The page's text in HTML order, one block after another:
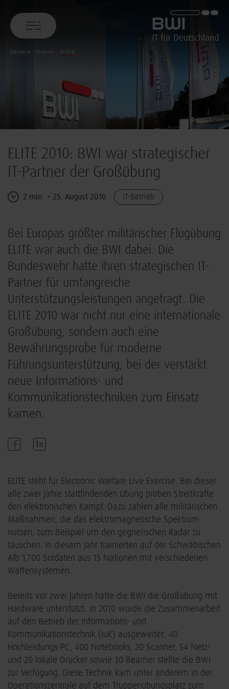
BWI GmbH
Startseite Magazin Artikel
© BWI GmbH
ELITE 2010: BWI war strategischer
IT-Partner der Großübung
2 min 25. August 2010 IT-Betrieb
Bei Europas größter militärischer Flugübung
ELITE war auch die BWI dabei. Die
Bundeswehr hatte ihren strategischen IT-
Partner für umfangreiche
Unterstützungsleistungen angefragt. Die
ELITE 2010 war nicht nur eine internationale
Großübung, sondern auch eine
Bewährungsprobe für moderne
Führungsunterstützung, bei der verstärkt
neue Informations- und
Kommunikationstechniken zum Einsatz
kamen.
ELITE steht für Electronic Warfare Live Exercise. Bei dieser
alle zwei Jahre stattfindenden Übung proben Streitkräfte
den elektronischen Kampf. Dazu zählen alle militärischen
Maßnahmen, die das elektromagnetische Spektrum
nutzen, zum Beispiel um den gegnerischen Radar zu
täuschen. In diesem Jahr trainierten auf der Schwäbischen
Alb 1.700 Soldaten aus 15 Nationen mit verschiedenen
Waffensystemen.
Bereits vor zwei Jahren hatte die BWI die Großübung mit
Hardware unterstützt. In 2010 wurde die Zusammenarbeit
auf den Betrieb der Informations- und
Kommunikationstechnik (IuK) ausgeweitet. 40
Hochleistungs-PC, 400 Notebooks, 20 Scanner, 54 Netz-
und 20 lokale Drucker sowie 30 Beamer stellte die BWI
zur Verfügung. Diese Technik kam unter anderem in der
Operationszentrale auf dem Truppenübungsplatz zum